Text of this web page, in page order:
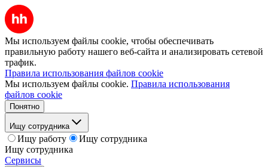
Мы используем файлы cookie, чтобы обеспечивать
правильную работу нашего веб-сайта и анализировать сетевой
трафик.
Правила использования файлов cookie
Мы используем файлы cookie. Правила использования
файлов cookie
Понятно
Ищу сотрудника
Ищу работу
Ищу сотрудника
Ищу сотрудника
Сервисы